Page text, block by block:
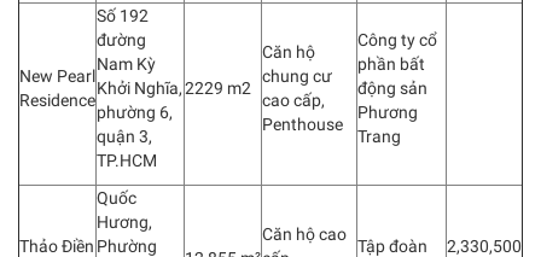
New Pearl
Residence
Số 192
đường
Nam Kỳ
Khởi Nghĩa,
phường 6,
quận 3,
TP.HCM
2229 m2
Căn hộ
chung cư
cao cấp,
Penthouse
Công ty cổ
phần bất
động sản
Phương
Trang
Thảo Điền
Quốc
Hương,
Phường
Căn hộ cao
Tập đoàn
2,330,500